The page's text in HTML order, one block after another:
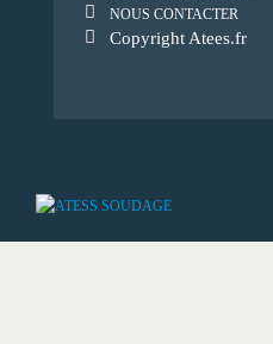
NOUS CONTACTER
Copyright Atees.fr